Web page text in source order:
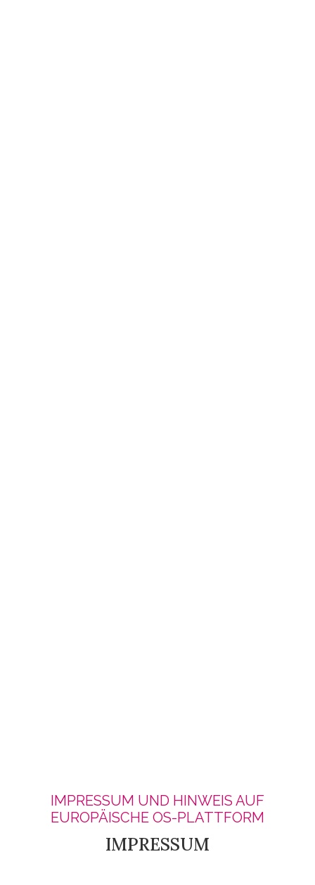
IMPRESSUM UND HINWEIS AUF
EUROPÄISCHE OS-PLATTFORM
IMPRESSUM